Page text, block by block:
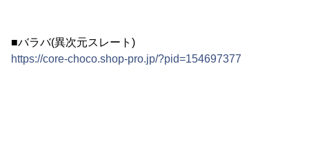
■バラバ(異次元スレート)
https://core-choco.shop-pro.jp/?pid=154697377